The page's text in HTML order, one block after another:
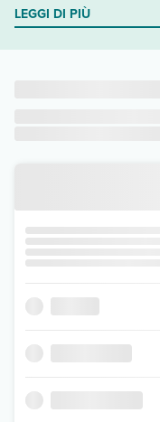
LEGGI DI PIÙ